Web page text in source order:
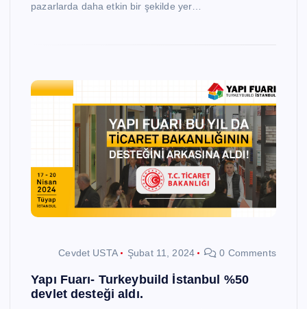
pazarlarda daha etkin bir şekilde yer…
Cevdet USTA Şubat 11, 2024 0 Comments
Yapı Fuarı- Turkeybuild İstanbul %50
devlet desteği aldı.